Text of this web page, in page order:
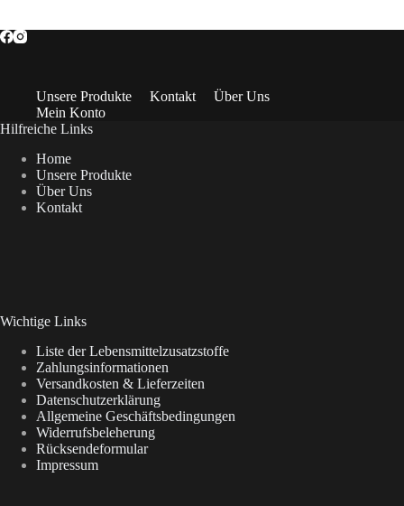
Unsere Produkte Kontakt
Über Uns
Mein Konto
Hilfreiche Links
Home
Unsere Produkte
Über Uns
Kontakt
Wichtige Links
Liste der Lebensmittelzusatzstoffe
Zahlungsinformationen
Versandkosten & Lieferzeiten
Datenschutzerklärung
Allgemeine Geschäftsbedingungen
Widerrufsbeleherung
Rücksendeformular
Impressum